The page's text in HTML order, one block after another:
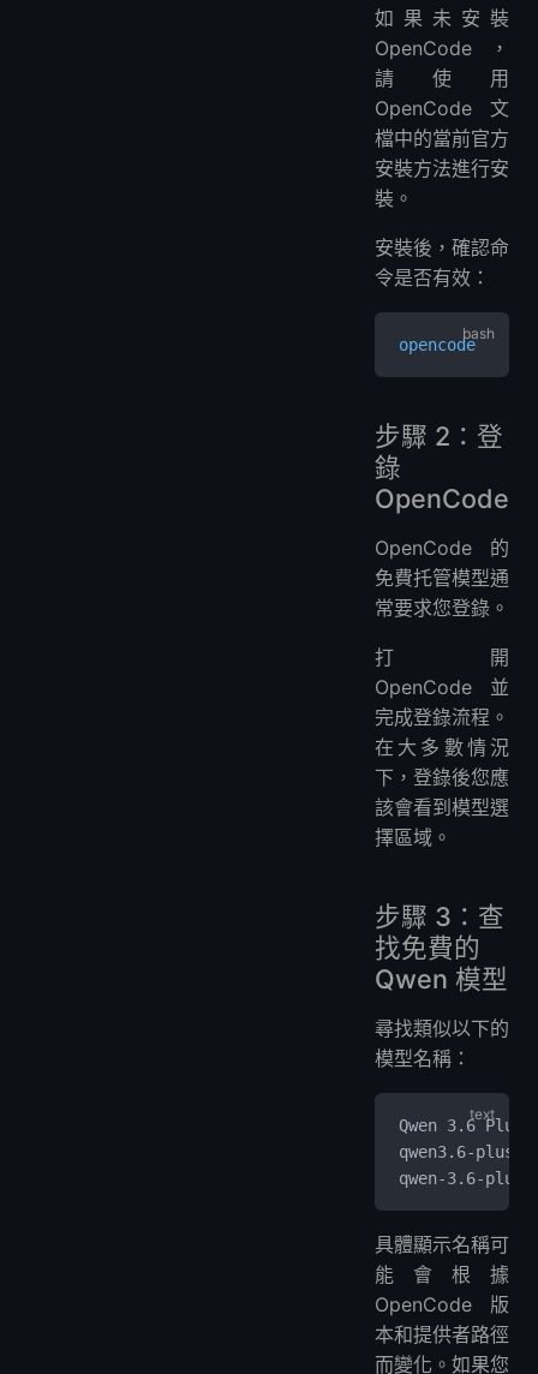
如果未安裝
OpenCode，
請使用
OpenCode 文
檔中的當前官方
安裝方法進行安
裝。
安裝後，確認命
令是否有效：
opencode
步驟 2：登
錄
OpenCode
OpenCode 的
免費托管模型通
常要求您登錄。
打開
OpenCode 並
完成登錄流程。
在大多數情況
下，登錄後您應
該會看到模型選
擇區域。
步驟 3：查
找免費的
Qwen 模型
尋找類似以下的
模型名稱：
Qwen 3.6 Plus
qwen3.6-plus-
qwen-3.6-plus
具體顯示名稱可
能會根據
OpenCode 版
本和提供者路徑
而變化。如果您